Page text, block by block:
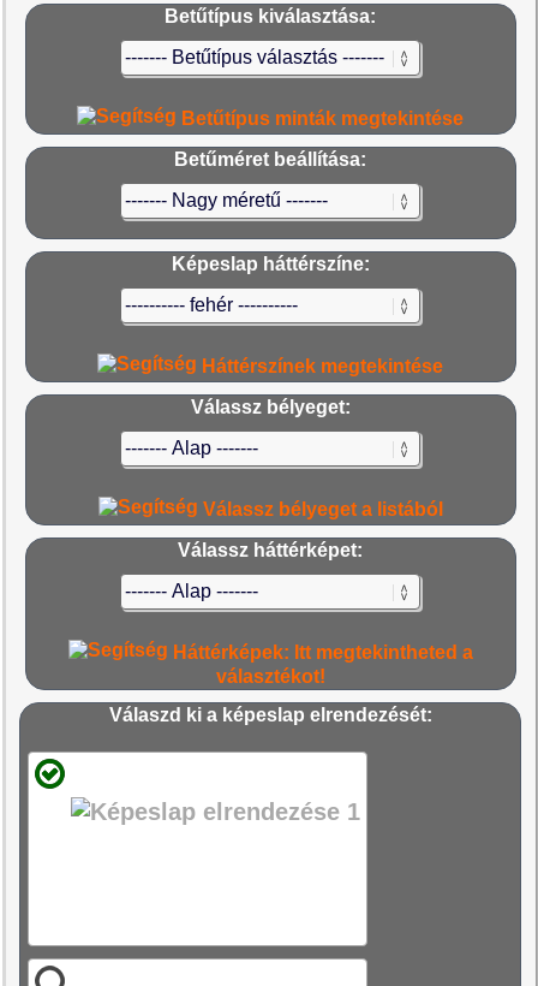
Betűtípus kiválasztása:
Betűtípus minták megtekintése
Betűméret beállítása:
Képeslap háttérszíne:
Háttérszínek megtekintése
Válassz bélyeget:
Válassz bélyeget a listából
Válassz háttérképet:
Háttérképek: Itt megtekintheted a
választékot!
Válaszd ki a képeslap elrendezését: